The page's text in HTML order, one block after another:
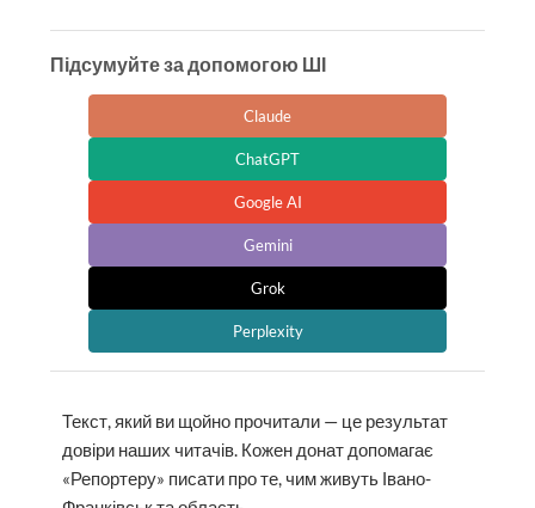
Підсумуйте за допомогою ШІ
Claude
ChatGPT
Google AI
Gemini
Grok
Perplexity
Текст, який ви щойно прочитали — це результат
довіри наших читачів. Кожен донат допомагає
«Репортеру» писати про те, чим живуть Івано-